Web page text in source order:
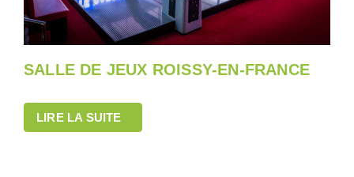
SALLE DE JEUX ROISSY-EN-FRANCE
LIRE LA SUITE